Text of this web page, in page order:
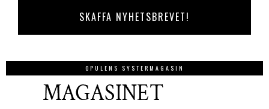
OPULENS SYSTERMAGASIN